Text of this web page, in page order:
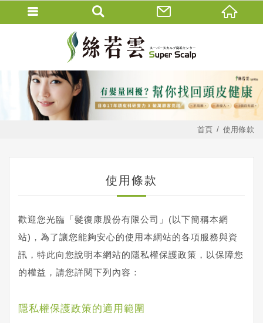
首頁 使用條款
使用條款
歡迎您光臨「髮復康股份有限公司」(以下簡稱本網
站)，為了讓您能夠安心的使用本網站的各項服務與資
訊，特此向您說明本網站的隱私權保護政策，以保障您
的權益，請您詳閱下列內容：
隱私權保護政策的適用範圍